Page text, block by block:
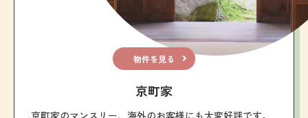
物件を見る
京町家
京町家のマンスリー、海外のお客様にも大変好評です。